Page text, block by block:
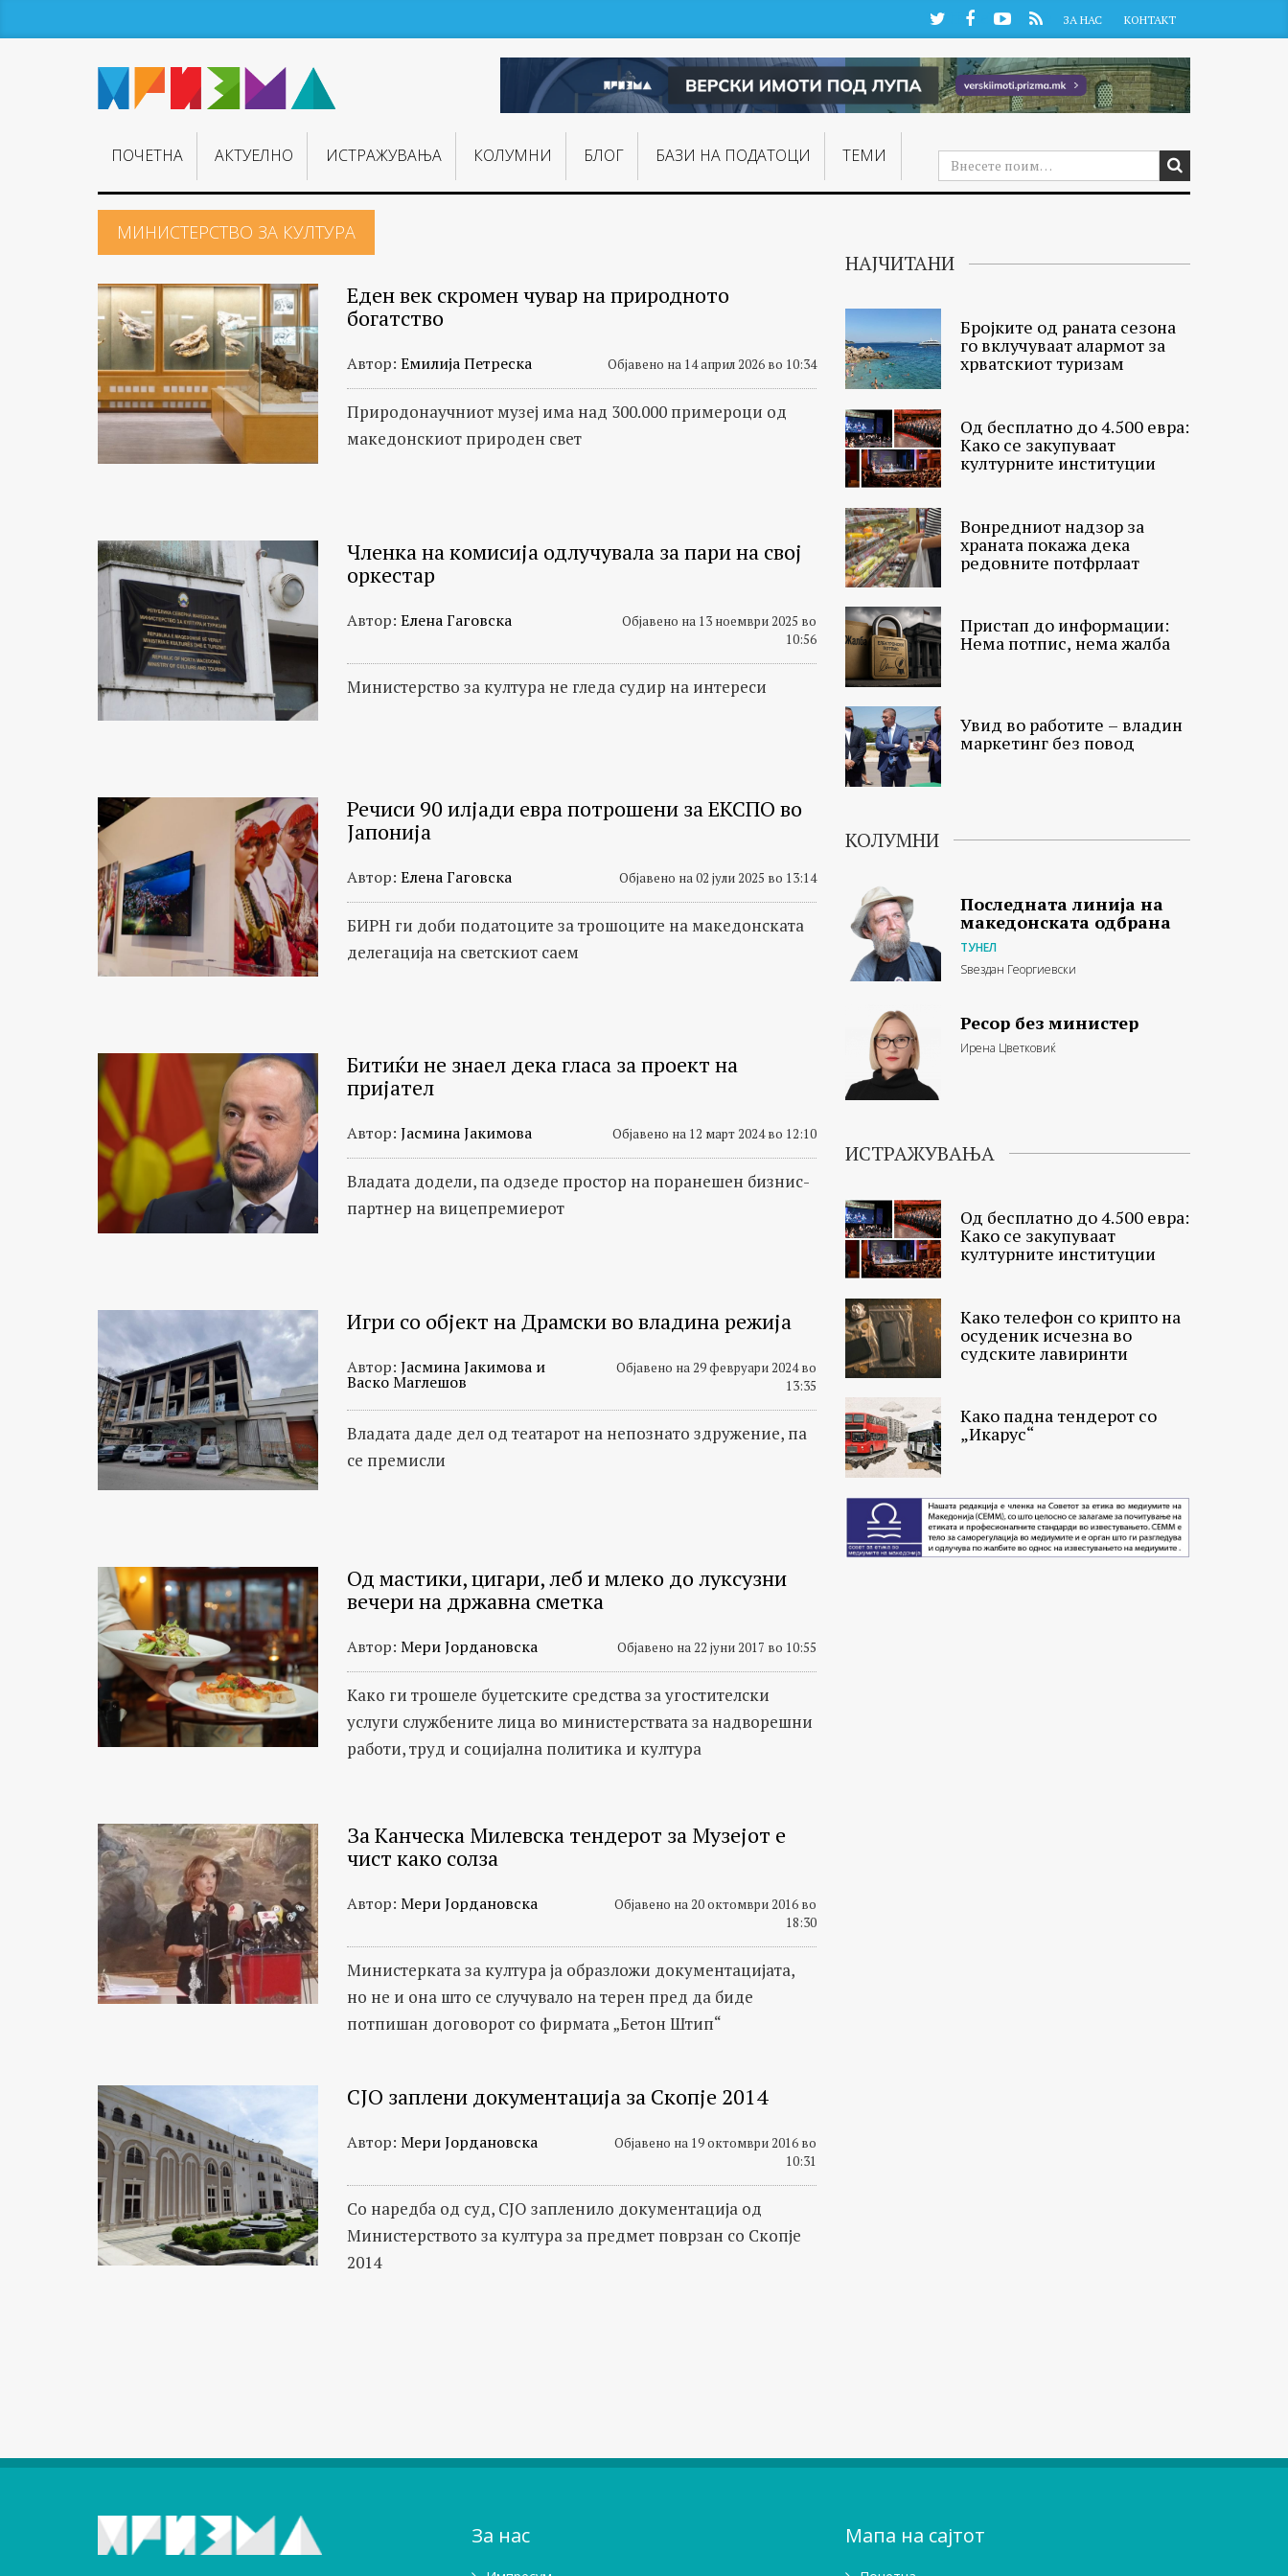
TwitterFacebookYouTube
RSS ЗА НАС КОНТАКТ
ПОЧЕТНА АКТУЕЛНО ИСТРАЖУВАЊA КОЛУМНИ БЛОГ БАЗИ НА ПОДАТОЦИ ТЕМИ
МИНИСТЕРСТВО ЗА КУЛТУРА
Еден век скромен чувар на природното
богатство
Автор: Емилија Петреска Објавено на 14 април 2026 во 10:34
Природонаучниот музеј има над 300.000 примероци од
македонскиот природен свет
Членка на комисија одлучувала за пари на свој
оркестар
Автор: Елена Гаговска
Објавено на 13 ноември 2025 во
10:56
Министерство за култура не гледа судир на интереси
Речиси 90 илјади евра потрошени за ЕКСПО во
Јапонија
Автор: Елена Гаговска Објавено на 02 јули 2025 во 13:14
БИРН ги доби податоците за трошоците на македонската
делегација на светскиот саем
Битиќи не знаел дека гласа за проект на
пријател
Автор: Јасмина Јакимова Објавено на 12 март 2024 во 12:10
Владата додели, па одзеде простор на поранешен бизнис-
партнер на вицепремиерот
Игри со објект на Драмски во владина режија
Автор: Јасмина Јакимова и
Васко Маглешов
Објавено на 29 февруари 2024 во
13:35
Владата даде дел од театарот на непознато здружение, па
се премисли
Од мастики, цигари, леб и млеко до луксузни
вечери на државна сметка
Автор: Мери Јордановска Објавено на 22 јуни 2017 во 10:55
Kако ги трошеле буџетските средства за угостителски
услуги службените лица во министерствата за надворешни
работи, труд и социјална политика и култура
За Канческа Милевска тендерот за Музејот е
чист како солза
Автор: Мери Јордановска
Објавено на 20 октомври 2016 во
18:30
Министерката за култура ја образложи документацијата,
но не и она што се случувало на терен пред да биде
потпишан договорот со фирмата „Бетон Штип“
СЈО заплени документација за Скопје 2014
Автор: Мери Јордановска
Објавено на 19 октомври 2016 во
10:31
Со наредба од суд, СЈО запленило документација од
Министерството за култура за предмет поврзан со Скопје
2014
НАЈЧИТАНИ
Бројките од раната сезона
го вклучуваат алармот за
хрватскиот туризам
Од бесплатно до 4.500 евра:
Како се закупуваат
културните институции
Вонредниот надзор за
храната покажа дека
редовните потфрлаат
Пристап до информации:
Нема потпис, нема жалба
Увид во работите – владин
маркетинг без повод
КОЛУМНИ
Последната линија на
македонската одбрана
ТУНЕЛ
Ѕвездан Георгиевски
Ресор без министер
Ирена Цветковиќ
ИСТРАЖУВАЊА
Од бесплатно до 4.500 евра:
Како се закупуваат
културните институции
Како телефон со крипто на
осуденик исчезна во
судските лавиринти
Како падна тендерот со
„Икарус“
За нас Мапа на сајтот